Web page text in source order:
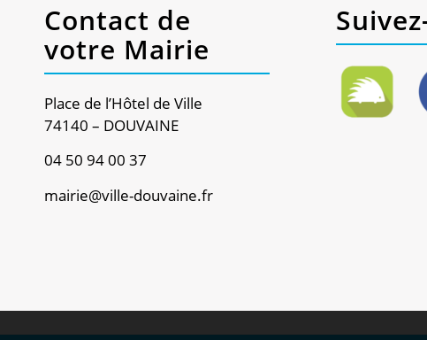
Contact de
votre Mairie
Place de l’Hôtel de Ville
74140 – DOUVAINE
04 50 94 00 37
mairie@ville-douvaine.fr